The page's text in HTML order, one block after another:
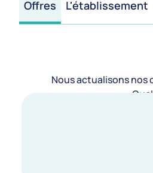
Offres L'établissement
Nous actualisons nos